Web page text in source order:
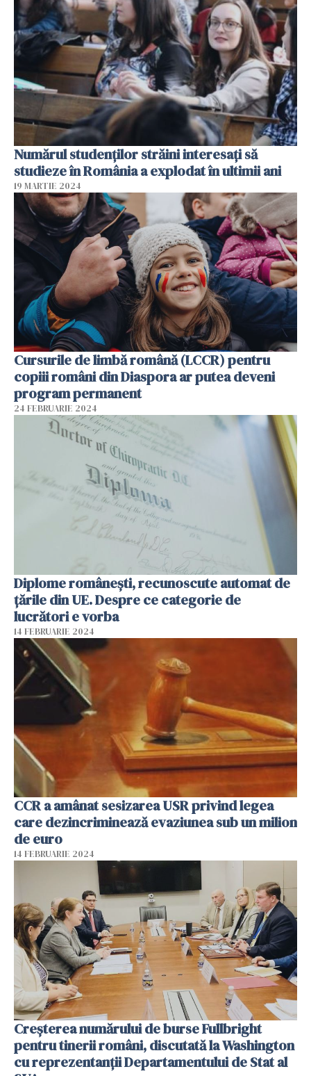
Numărul studenților străini interesați să
studieze în România a explodat în ultimii ani
19 MARTIE 2024
Cursurile de limbă română (LCCR) pentru
copiii români din Diaspora ar putea deveni
program permanent
24 FEBRUARIE 2024
Diplome românești, recunoscute automat de
țările din UE. Despre ce categorie de
lucrători e vorba
14 FEBRUARIE 2024
CCR a amânat sesizarea USR privind legea
care dezincriminează evaziunea sub un milion
de euro
14 FEBRUARIE 2024
Creșterea numărului de burse Fullbright
pentru tinerii români, discutată la Washington
cu reprezentanții Departamentului de Stat al